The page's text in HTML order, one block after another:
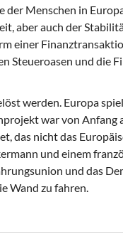
Menschen in
aber auch der
einer
Steueroasen und die
werden. Europa
war von
das nicht das
und einem
und das
Wand zu fahren.